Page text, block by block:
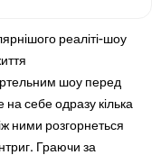
реаліті-шоу
шоу перед
на себе одразу кілька
ними розгорнеться
Граючи за